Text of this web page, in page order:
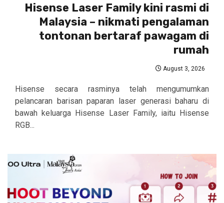
Hisense Laser Family kini rasmi di
Malaysia – nikmati pengalaman
tontonan bertaraf pawagam di
rumah
August 3, 2026
Hisense secara rasminya telah mengumumkan
pelancaran barisan paparan laser generasi baharu di
bawah keluarga Hisense Laser Family, iaitu Hisense
RGB...